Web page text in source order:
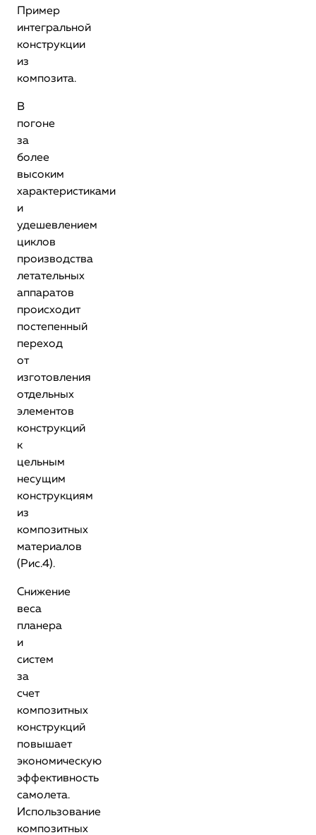
Пример
интегральной
конструкции
из
композита.
В
погоне
за
более
высоким
характеристиками
и
удешевлением
циклов
производства
летательных
аппаратов
происходит
постепенный
переход
от
изготовления
отдельных
элементов
конструкций
к
цельным
несущим
конструкциям
из
композитных
материалов
(Рис.4).
Снижение
веса
планера
и
систем
за
счет
композитных
конструкций
повышает
экономическую
эффективность
самолета.
Использование
композитных